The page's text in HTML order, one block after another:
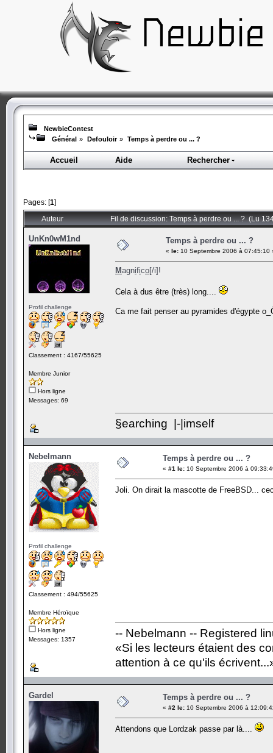
NewbieContest
Général » Defouloir » Temps à perdre ou ... ?
Accueil Aide Rechercher
Pages: [1]
Auteur Fil de discussion: Temps à perdre ou ... ? (Lu
UnKn0wM1nd
Profil challenge
Classement : 4167/55625
Membre Junior
Hors ligne
Messages: 69
Temps à perdre ou ... ?
« le: 10 Septembre 2006 à 07:45:10
Magnifico[/i]!
Cela à dus être (très) long....
Ca me fait penser au pyramides d'égypte
§earching |-|imself
Nebelmann
Profil challenge
Classement : 494/55625
Membre Héroïque
Hors ligne
Messages: 1357
Temps à perdre ou ... ?
« #1 le: 10 Septembre 2006 à
Joli. On dirait la mascotte de FreeBSD...
-- Nebelmann -- Registered
«Si les lecteurs étaient des
attention à ce qu'ils
Gardel Temps à perdre ou ... ?
« #2 le: 10 Septembre 2006 à
Attendons que Lordzak passe par là....